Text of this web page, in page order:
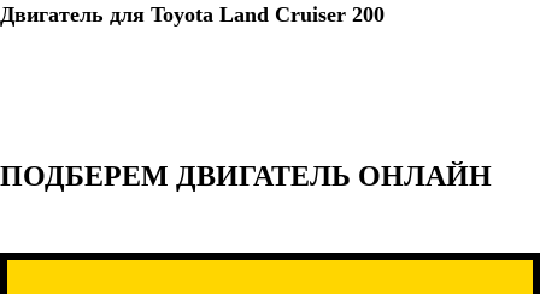
Двигатель для Toyota Land Cruiser 200
ПОДБЕРЕМ ДВИГАТЕЛЬ ОНЛАЙН